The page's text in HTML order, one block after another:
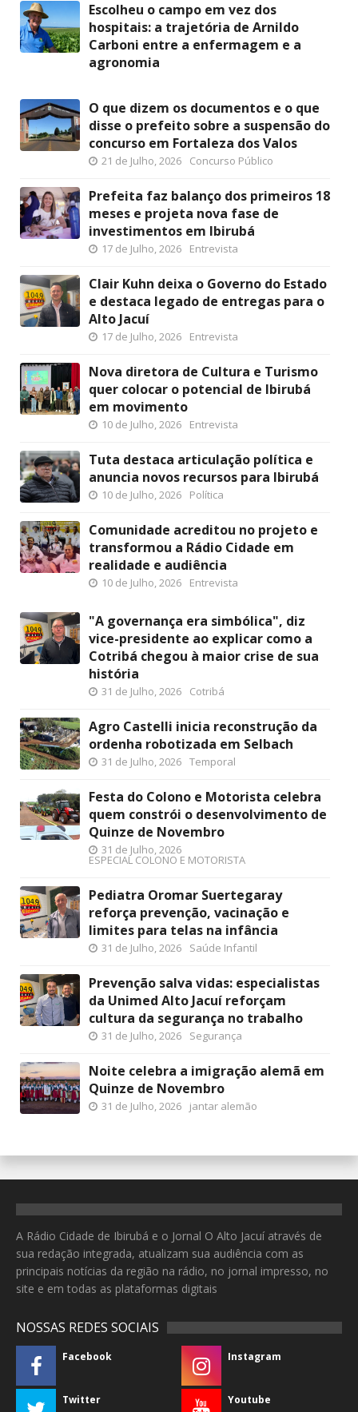
Escolheu o campo em vez dos
hospitais: a trajetória de Arnildo
Carboni entre a enfermagem e a
agronomia
O que dizem os documentos e o que
disse o prefeito sobre a suspensão do
concurso em Fortaleza dos Valos
21 de Julho, 2026 Concurso Público
Prefeita faz balanço dos primeiros 18
meses e projeta nova fase de
investimentos em Ibirubá
17 de Julho, 2026 Entrevista
Clair Kuhn deixa o Governo do Estado
e destaca legado de entregas para o
Alto Jacuí
17 de Julho, 2026 Entrevista
Nova diretora de Cultura e Turismo
quer colocar o potencial de Ibirubá
em movimento
10 de Julho, 2026 Entrevista
Tuta destaca articulação política e
anuncia novos recursos para Ibirubá
10 de Julho, 2026 Política
Comunidade acreditou no projeto e
transformou a Rádio Cidade em
realidade e audiência
10 de Julho, 2026 Entrevista
"A governança era simbólica", diz
vice-presidente ao explicar como a
Cotribá chegou à maior crise de sua
história
31 de Julho, 2026 Cotribá
Agro Castelli inicia reconstrução da
ordenha robotizada em Selbach
31 de Julho, 2026 Temporal
Festa do Colono e Motorista celebra
quem constrói o desenvolvimento de
Quinze de Novembro
31 de Julho, 2026
ESPECIAL COLONO E MOTORISTA
Pediatra Oromar Suertegaray
reforça prevenção, vacinação e
limites para telas na infância
31 de Julho, 2026 Saúde Infantil
Prevenção salva vidas: especialistas
da Unimed Alto Jacuí reforçam
cultura da segurança no trabalho
31 de Julho, 2026 Segurança
Noite celebra a imigração alemã em
Quinze de Novembro
31 de Julho, 2026 jantar alemão
A Rádio Cidade de Ibirubá e o Jornal O Alto Jacuí através de
sua redação integrada, atualizam sua audiência com as
principais notícias da região na rádio, no jornal impresso, no
site e em todas as plataformas digitais
NOSSAS REDES SOCIAIS
Facebook Instagram
Twitter Youtube